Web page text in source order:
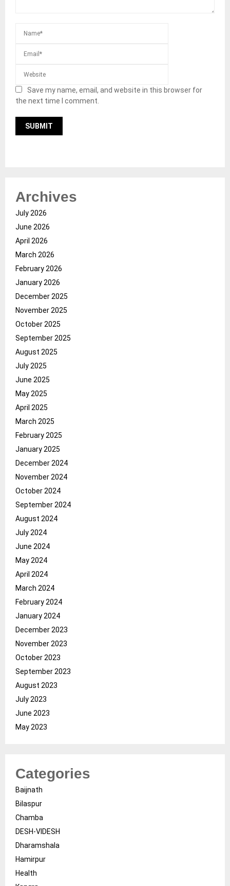
Save my name, email, and website in this browser for
the next time I comment.
Archives
July 2026
June 2026
April 2026
March 2026
February 2026
January 2026
December 2025
November 2025
October 2025
September 2025
August 2025
July 2025
June 2025
May 2025
April 2025
March 2025
February 2025
January 2025
December 2024
November 2024
October 2024
September 2024
August 2024
July 2024
June 2024
May 2024
April 2024
March 2024
February 2024
January 2024
December 2023
November 2023
October 2023
September 2023
August 2023
July 2023
June 2023
May 2023
Categories
Baijnath
Bilaspur
Chamba
DESH-VIDESH
Dharamshala
Hamirpur
Health